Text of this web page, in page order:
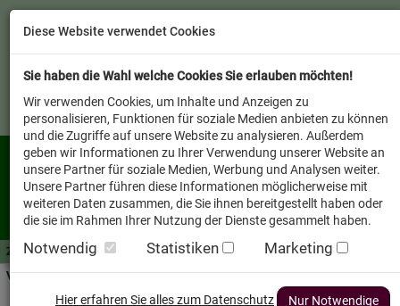
Zutaten A-Z Futterwissen mit Vorrat SPAREN AllesFinder
Service FAQ
Verkäufer vor Ort
Startseite Heimtier Hund Nassfutter
Diese Website verwendet Cookies
Sie haben die Wahl welche Cookies Sie erlauben möchten!
Wir verwenden Cookies, um Inhalte und Anzeigen zu
personalisieren, Funktionen für soziale Medien anbieten zu können
und die Zugriffe auf unsere Website zu analysieren. Außerdem
geben wir Informationen zu Ihrer Verwendung unserer Website an
unsere Partner für soziale Medien, Werbung und Analysen weiter.
Unsere Partner führen diese Informationen möglicherweise mit
weiteren Daten zusammen, die Sie ihnen bereitgestellt haben oder
die sie im Rahmen Ihrer Nutzung der Dienste gesammelt haben.
Notwendig Statistiken Marketing
Hier erfahren Sie alles zum Datenschutz Nur Notwendige